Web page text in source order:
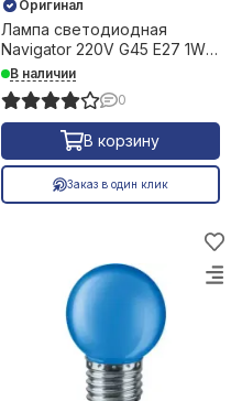
Оригинал
Лампа светодиодная
Navigator 220V G45 Е27 1W
зеленый шар 26794
В наличии
0
В корзину
Заказ в один клик